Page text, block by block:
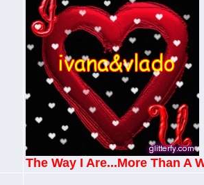
The Way I Are...More Than A